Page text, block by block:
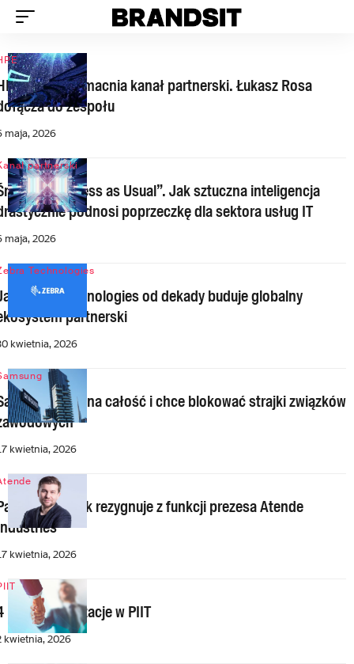
Polska wzmacnia kanał partnerski. Łukasz Rosa
do zespołu
maja, 2026
partnerski
„Business as Usual”. Jak sztuczna inteligencja
podnosi poprzeczkę dla sektora usług IT
maja, 2026
Technologies
Zebra Technologies od dekady buduje globalny
partnerski
kwietnia, 2026
idzie na całość i chce blokować strajki związków
kwietnia, 2026
Pisarczyk rezygnuje z funkcji prezesa Atende
kwietnia, 2026
nowe organizacje w PIIT
kwietnia, 2026